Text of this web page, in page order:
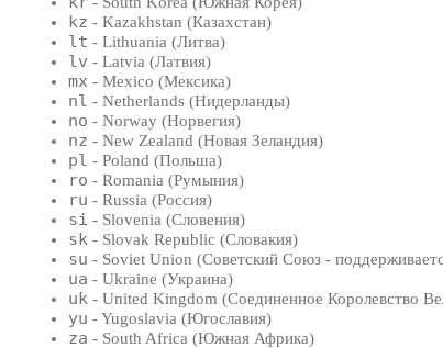
kz - Kazakhstan (Казахстан)
lt - Lithuania (Литва)
lv - Latvia (Латвия)
mx - Mexico (Мексика)
nl - Netherlands (Нидерланды)
no - Norway (Норвегия)
nz - New Zealand (Новая Зеландия)
pl - Poland (Польша)
ro - Romania (Румыния)
ru - Russia (Россия)
si - Slovenia (Словения)
sk - Slovak Republic (Словакия)
su - Soviet Union (Советский Союз -
ua - Ukraine (Украина)
uk - United Kingdom (Соединенное Королевство
yu - Yugoslavia (Югославия)
za - South Africa (Южная Африка)